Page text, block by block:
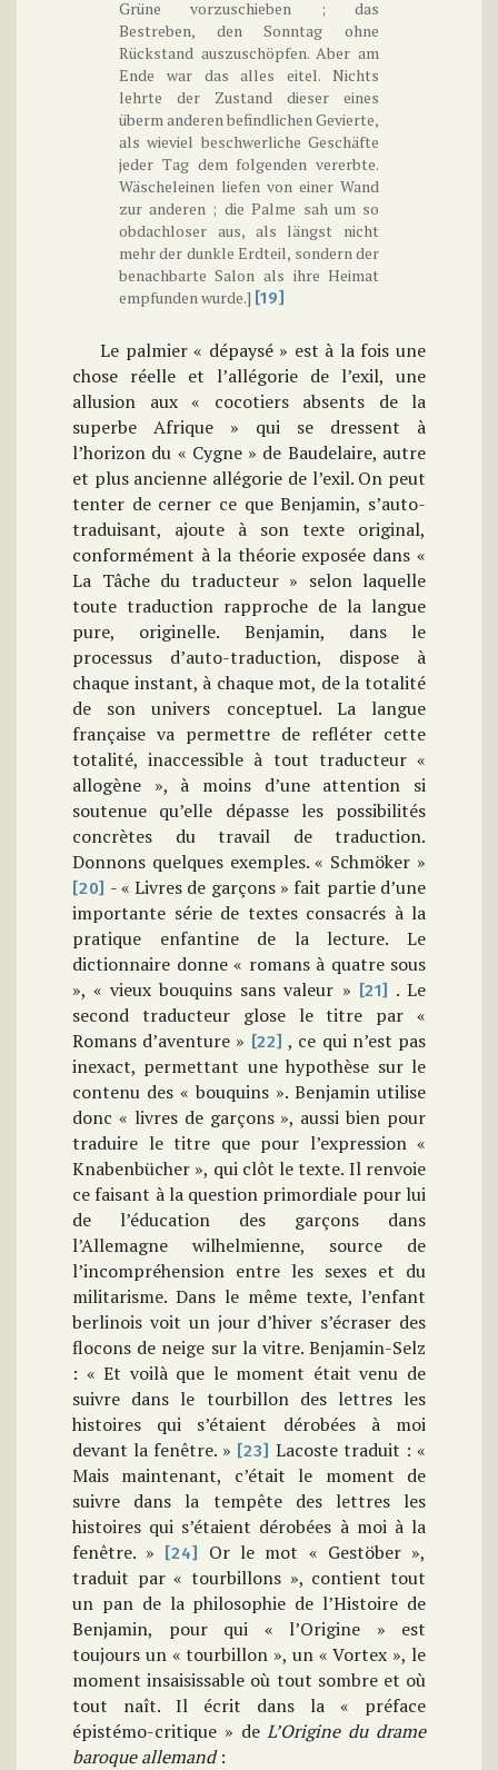
Grüne vorzuschieben ; das
Bestreben, den Sonntag ohne
Rückstand auszuschöpfen. Aber am
Ende war das alles eitel. Nichts
lehrte der Zustand dieser eines
überm anderen befindlichen Gevierte,
als wieviel beschwerliche Geschäfte
jeder Tag dem folgenden vererbte.
Wäscheleinen liefen von einer Wand
zur anderen ; die Palme sah um so
obdachloser aus, als längst nicht
mehr der dunkle Erdteil, sondern der
benachbarte Salon als ihre Heimat
empfunden wurde.] [19]
Le palmier « dépaysé » est à la fois une
chose réelle et l’allégorie de l’exil, une
allusion aux « cocotiers absents de la
superbe Afrique » qui se dressent à
l’horizon du « Cygne » de Baudelaire, autre
et plus ancienne allégorie de l’exil. On peut
tenter de cerner ce que Benjamin, s’auto-
traduisant, ajoute à son texte original,
conformément à la théorie exposée dans «
La Tâche du traducteur » selon laquelle
toute traduction rapproche de la langue
pure, originelle. Benjamin, dans le
processus d’auto-traduction, dispose à
chaque instant, à chaque mot, de la totalité
de son univers conceptuel. La langue
française va permettre de refléter cette
totalité, inaccessible à tout traducteur «
allogène », à moins d’une attention si
soutenue qu’elle dépasse les possibilités
concrètes du travail de traduction.
Donnons quelques exemples. « Schmöker »
[20] - « Livres de garçons » fait partie d’une
importante série de textes consacrés à la
pratique enfantine de la lecture. Le
dictionnaire donne « romans à quatre sous
», « vieux bouquins sans valeur »
[21]
. Le
second traducteur glose le titre par «
Romans d’aventure » [22] , ce qui n’est pas
inexact, permettant une hypothèse sur le
contenu des « bouquins ». Benjamin utilise
donc « livres de garçons », aussi bien pour
traduire le titre que pour l’expression «
Knabenbücher », qui clôt le texte. Il renvoie
ce faisant à la question primordiale pour lui
de l’éducation des garçons dans
l’Allemagne wilhelmienne, source de
l’incompréhension entre les sexes et du
militarisme. Dans le même texte, l’enfant
berlinois voit un jour d’hiver s’écraser des
flocons de neige sur la vitre. Benjamin-Selz
: « Et voilà que le moment était venu de
suivre dans le tourbillon des lettres les
histoires qui s’étaient dérobées à moi
devant la fenêtre. » [23] Lacoste traduit : «
Mais maintenant, c’était le moment de
suivre dans la tempête des lettres les
histoires qui s’étaient dérobées à moi à la
fenêtre. »
[24]
Or le mot « Gestöber »,
traduit par « tourbillons », contient tout
un pan de la philosophie de l’Histoire de
Benjamin, pour qui « l’Origine » est
toujours un « tourbillon », un « Vortex », le
moment insaisissable où tout sombre et où
tout naît. Il écrit dans la « préface
épistémo-critique » deL’Origine du drame
baroque allemand: